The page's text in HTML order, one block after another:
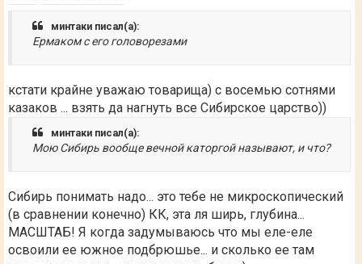
минтаки писал(а):
Ермаком с его головорезами
кстати крайне уважаю товарища) с восемью сотнями
казаков ... взять да нагнуть все Сибирское царство))
минтаки писал(а):
Мою Сибирь вообще вечной каторгой называют, и что?
Сибирь понимать надо... это тебе не микроскопический
(в сравнении конечно) КК, эта ля ширь, глубина...
МАСШТАБ! Я когда задумываюсь что мы еле-еле
освоили ее южное подбрюшье... и сколько ее там